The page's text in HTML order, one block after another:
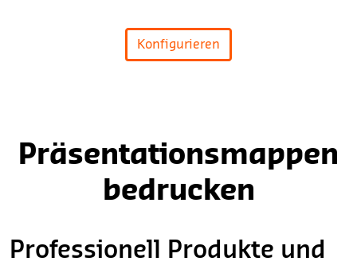
Konfigurieren
Präsentationsmappen
bedrucken
Professionell Produkte und